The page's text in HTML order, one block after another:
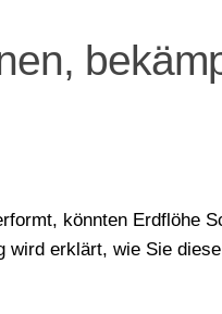
könnten Erdflöhe
wird erklärt, wie Sie